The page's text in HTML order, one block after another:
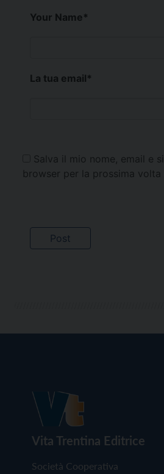
Your Name*
La tua email*
Salva il mio nome, email e
browser per la prossima
Vita Trentina Editrice
Società Cooperativa